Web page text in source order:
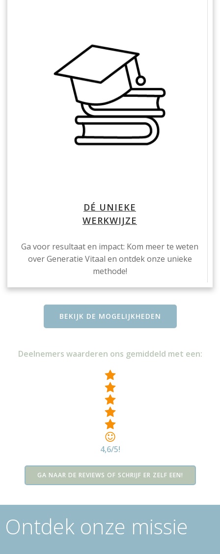
DÉ UNIEKE
WERKWIJZE
Ga voor resultaat en impact: Kom meer te weten
over Generatie Vitaal en ontdek onze unieke
methode!
BEKIJK DE MOGELIJKHEDEN
Deelnemers waarderen ons gemiddeld met een:
4,6/5!
GA NAAR DE REVIEWS OF SCHRIJF ER ZELF EEN!
Ontdek onze missie